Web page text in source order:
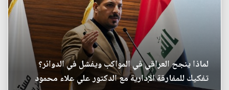
لماذا ينجح العراقي في المواكب ويفشل في الدوائر؟
تفكيك للمفارقة الإدارية مع الدكتور علي علاء محمود